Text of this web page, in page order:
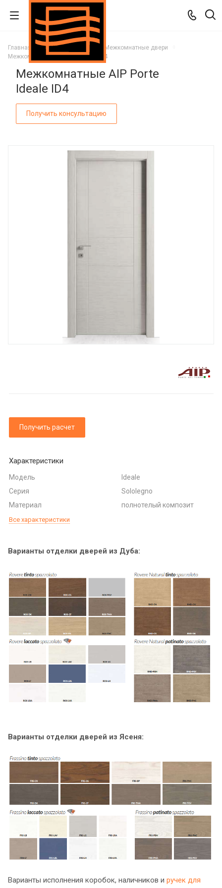
Главная Каталог
Межкомнатные двери
Межкомнатные AIP Porte Ideale ID4
Межкомнатные AIP Porte
Ideale ID4
Получить консультацию
Получить расчет
Характеристики
Модель
Ideale
Серия
Sololegno
Материал
полнотелый композит
Все характеристики
Варианты отделки дверей из Дуба:
Варианты отделки дверей из Ясеня:
Варианты исполнения коробок, наличников и ручек для